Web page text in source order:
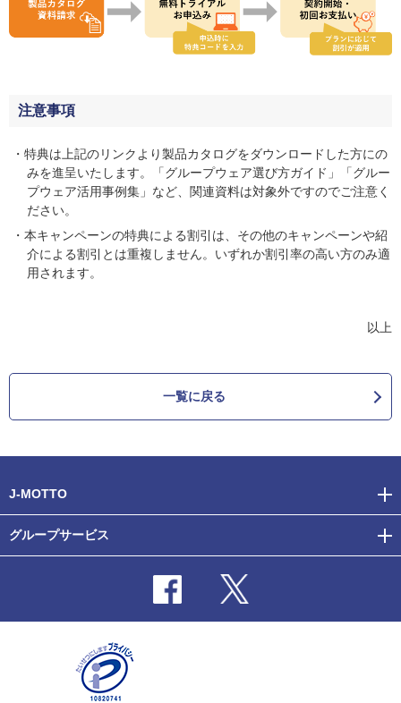
注意事項
特典は上記のリンクより製品カタログをダウンロードした方にの
みを進呈いたします。「グループウェア選び方ガイド」「グルー
プウェア活用事例集」など、関連資料は対象外ですのでご注意く
ださい。
本キャンペーンの特典による割引は、その他のキャンペーンや紹
介による割引とは重複しません。いずれか割引率の高い方のみ適
用されます。
以上
一覧に戻る
J-MOTTO
グループサービス